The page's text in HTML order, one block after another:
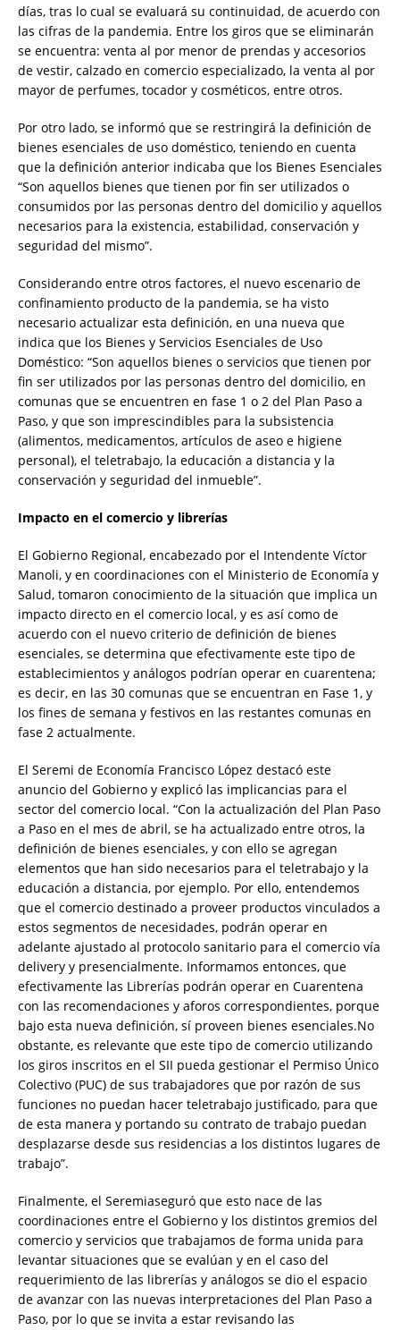
días, tras lo cual se evaluará su continuidad, de acuerdo con
las cifras de la pandemia. Entre los giros que se eliminarán
se encuentra: venta al por menor de prendas y accesorios
de vestir, calzado en comercio especializado, la venta al por
mayor de perfumes, tocador y cosméticos, entre otros.
Por otro lado, se informó que se restringirá la definición de
bienes esenciales de uso doméstico, teniendo en cuenta
que la definición anterior indicaba que los Bienes Esenciales
“Son aquellos bienes que tienen por fin ser utilizados o
consumidos por las personas dentro del domicilio y aquellos
necesarios para la existencia, estabilidad, conservación y
seguridad del mismo”.
Considerando entre otros factores, el nuevo escenario de
confinamiento producto de la pandemia, se ha visto
necesario actualizar esta definición, en una nueva que
indica que los Bienes y Servicios Esenciales de Uso
Doméstico: “Son aquellos bienes o servicios que tienen por
fin ser utilizados por las personas dentro del domicilio, en
comunas que se encuentren en fase 1 o 2 del Plan Paso a
Paso, y que son imprescindibles para la subsistencia
(alimentos, medicamentos, artículos de aseo e higiene
personal), el teletrabajo, la educación a distancia y la
conservación y seguridad del inmueble”.
Impacto en el comercio y librerías
El Gobierno Regional, encabezado por el Intendente Víctor
Manoli, y en coordinaciones con el Ministerio de Economía y
Salud, tomaron conocimiento de la situación que implica un
impacto directo en el comercio local, y es así como de
acuerdo con el nuevo criterio de definición de bienes
esenciales, se determina que efectivamente este tipo de
establecimientos y análogos podrían operar en cuarentena;
es decir, en las 30 comunas que se encuentran en Fase 1, y
los fines de semana y festivos en las restantes comunas en
fase 2 actualmente.
El Seremi de Economía Francisco López destacó este
anuncio del Gobierno y explicó las implicancias para el
sector del comercio local. “Con la actualización del Plan Paso
a Paso en el mes de abril, se ha actualizado entre otros, la
definición de bienes esenciales, y con ello se agregan
elementos que han sido necesarios para el teletrabajo y la
educación a distancia, por ejemplo. Por ello, entendemos
que el comercio destinado a proveer productos vinculados a
estos segmentos de necesidades, podrán operar en
adelante ajustado al protocolo sanitario para el comercio vía
delivery y presencialmente. Informamos entonces, que
efectivamente las Librerías podrán operar en Cuarentena
con las recomendaciones y aforos correspondientes, porque
bajo esta nueva definición, sí proveen bienes esenciales.No
obstante, es relevante que este tipo de comercio utilizando
los giros inscritos en el SII pueda gestionar el Permiso Único
Colectivo (PUC) de sus trabajadores que por razón de sus
funciones no puedan hacer teletrabajo justificado, para que
de esta manera y portando su contrato de trabajo puedan
desplazarse desde sus residencias a los distintos lugares de
trabajo”.
Finalmente, el Seremiaseguró que esto nace de las
coordinaciones entre el Gobierno y los distintos gremios del
comercio y servicios que trabajamos de forma unida para
levantar situaciones que se evalúan y en el caso del
requerimiento de las librerías y análogos se dio el espacio
de avanzar con las nuevas interpretaciones del Plan Paso a
Paso, por lo que se invita a estar revisando las